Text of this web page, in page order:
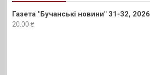
Газета "Бучанські новини" 31-32, 2026
20.00 ₴